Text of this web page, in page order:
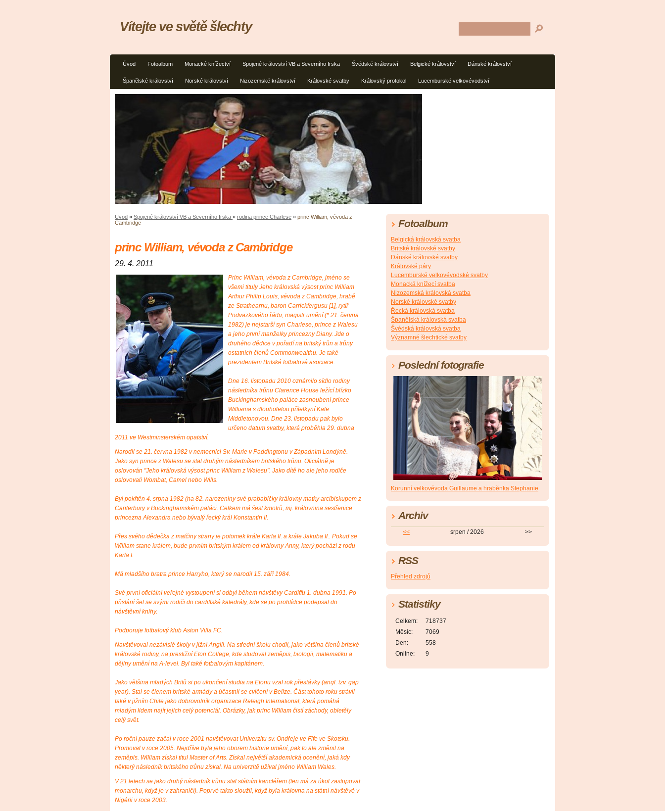
Úvod Fotoalbum Monacké knížectví Spojené království VB a Severního Irska Švédské království Belgické království Dánské království
Španělské království Norské království Nizozemské království Královské svatby Královský protokol Lucemburské velkovévodství
Vítejte ve světě šlechty
Úvod » Spojené království VB a Severního Irska » rodina prince Charlese » princ William, vévoda z
Cambridge
princ William, vévoda z Cambridge
29. 4. 2011
Princ William, vévoda z Cambridge, jméno se
všemi tituly Jeho královská výsost princ William
Arthur Philip Louis, vévoda z Cambridge, hrabě
ze Strathearnu, baron Carrickfergusu [1], rytíř
Podvazkového řádu, magistr umění (* 21. června
1982) je nejstarší syn Charlese, prince z Walesu
a jeho první manželky princezny Diany. Jde o
druhého dědice v pořadí na britský trůn a trůny
ostatních členů Commonwealthu. Je také
prezidentem Britské fotbalové asociace.
Dne 16. listopadu 2010 oznámilo sídlo rodiny
následníka trůnu Clarence House ležící blízko
Buckinghamského paláce zasnoubení prince
Williama s dlouholetou přítelkyní Kate
Middletonovou. Dne 23. listopadu pak bylo
určeno datum svatby, která proběhla 29. dubna
2011 ve Westminsterském opatství.
Narodil se 21. června 1982 v nemocnici Sv. Marie v Paddingtonu v Západním Londýně.
Jako syn prince z Walesu se stal druhým následníkem britského trůnu. Oficiálně je
oslovován "Jeho královská výsost princ William z Walesu". Jako dítě ho ale jeho rodiče
oslovovali Wombat, Camel nebo Wills.
Byl pokřtěn 4. srpna 1982 (na 82. narozeniny své prababičky královny matky arcibiskupem z
Canterbury v Buckinghamském paláci. Celkem má šest kmotrů, mj. královnina sestřenice
princezna Alexandra nebo bývalý řecký král Konstantin II.
Přes svého dědečka z matčiny strany je potomek krále Karla II. a krále Jakuba II.. Pokud se
William stane králem, bude prvním britským králem od královny Anny, který pochází z rodu
Karla I.
Má mladšího bratra prince Harryho, který se narodil 15. září 1984.
Své první oficiální veřejné vystoupení si odbyl během návštěvy Cardiffu 1. dubna 1991. Po
přistání šel se svými rodiči do cardiffské katedrály, kde se po prohlídce podepsal do
návštěvní knihy.
Podporuje fotbalový klub Aston Villa FC.
Navštěvoval nezávislé školy v jižní Anglii. Na střední školu chodil, jako většina členů britské
královské rodiny, na prestižní Eton College, kde studoval zeměpis, biologii, matematiku a
dějiny umění na A-level. Byl také fotbalovým kapitánem.
Jako většina mladých Britů si po ukončení studia na Etonu vzal rok přestávky (angl. tzv. gap
year). Stal se členem britské armády a účastnil se cvičení v Belize. Část tohoto roku strávil
také v jižním Chile jako dobrovolník organizace Releigh International, která pomáhá
mladým lidem najít jejich celý potenciál. Obrázky, jak princ William čistí záchody, obletěly
celý svět.
Po roční pauze začal v roce 2001 navštěvovat Univerzitu sv. Ondřeje ve Fife ve Skotsku.
Promoval v roce 2005. Nejdříve byla jeho oborem historie umění, pak to ale změnil na
zeměpis. William získal titul Master of Arts. Získal největší akademická ocenění, jaká kdy
některý následník britského trůnu získal. Na univerzitě užíval jméno William Wales.
V 21 letech se jako druhý následník trůnu stal státním kancléřem (ten má za úkol zastupovat
monarchu, když je v zahraničí). Poprvé takto sloužil, když byla královna na státní návštěvě v
Nigérii v roce 2003.
Fotoalbum
Belgická královská svatba
Britské královské svatby
Dánské královské svatby
Královské páry
Lucemburské velkovévodské svatby
Monacká knížecí svatba
Nizozemská královská svatba
Norské královské svatby
Řecká královská svatba
Španělská královská svatba
Švédská královská svatba
Významné šlechtické svatby
Poslední fotografie
Korunní velkovévoda Guillaume a hraběnka Stephanie
Archiv
<< srpen / 2026 >>
RSS
Přehled zdrojů
Statistiky
Online: 9
Celkem:
718737
Měsíc:
7069
Den:
558